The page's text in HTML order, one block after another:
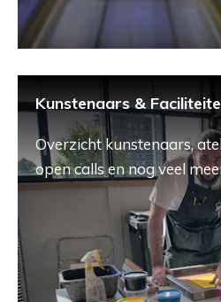
Kunstenaars &
Overzicht kunstenaars,
open calls en nog veel